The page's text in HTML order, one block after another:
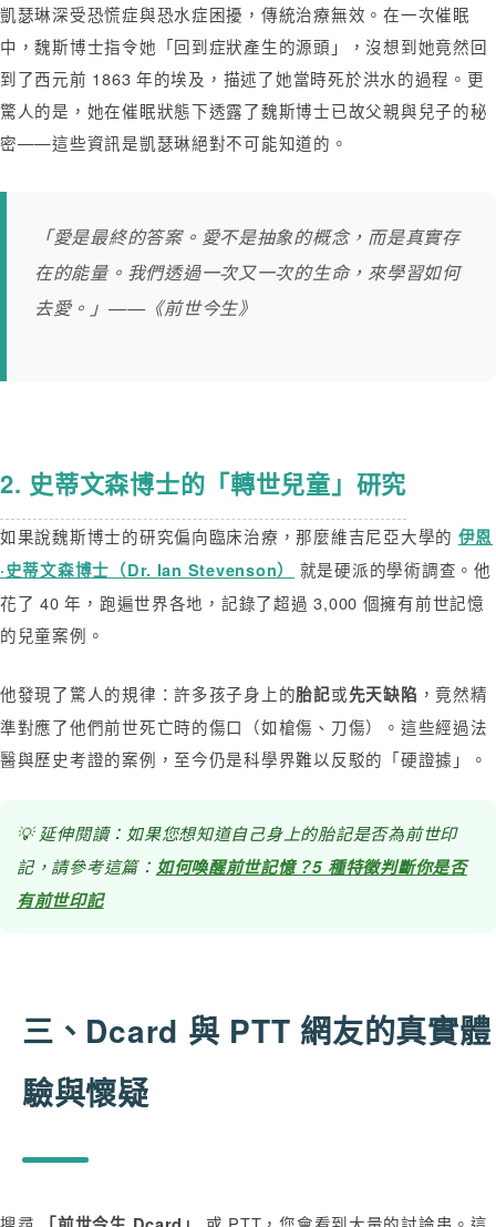
凱瑟琳深受恐慌症與恐水症困擾，傳統治療無效。在一次催眠
中，魏斯博士指令她「回到症狀產生的源頭」，沒想到她竟然回
到了西元前 1863 年的埃及，描述了她當時死於洪水的過程。更
驚人的是，她在催眠狀態下透露了魏斯博士已故父親與兒子的秘
密——這些資訊是凱瑟琳絕對不可能知道的。
「愛是最終的答案。愛不是抽象的概念，而是真實存
在的能量。我們透過一次又一次的生命，來學習如何
去愛。」——《前世今生》
2. 史蒂文森博士的「轉世兒童」研究
如果說魏斯博士的研究偏向臨床治療，那麼維吉尼亞大學的 伊恩
·史蒂文森博士（Dr. Ian Stevenson）
就是硬派的學術調查。他
花了 40 年，跑遍世界各地，記錄了超過 3,000 個擁有前世記憶
的兒童案例。
他發現了驚人的規律：許多孩子身上的胎記或先天缺陷 ，竟然精
準對應了他們前世死亡時的傷口（如槍傷、刀傷）。這些經過法
醫與歷史考證的案例，至今仍是科學界難以反駁的「硬證據」。
💡 延伸閱讀：如果您想知道自己身上的胎記是否為前世印
記，請參考這篇： 如何喚醒前世記憶？5 種特徵判斷你是否
有前世印記
三、Dcard 與 PTT 網友的真實體
驗與懷疑